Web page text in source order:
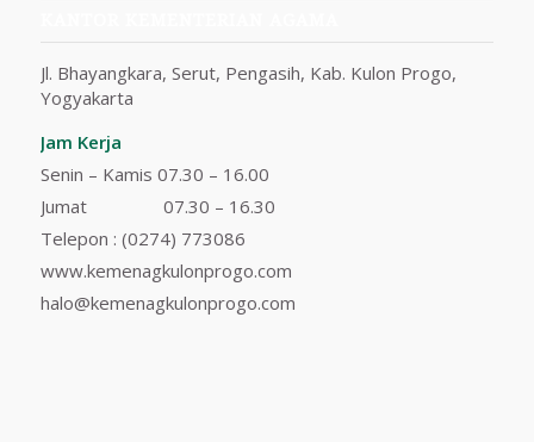
Jl. Bhayangkara, Serut, Pengasih, Kab. Kulon Progo,
Yogyakarta
Jam Kerja
Senin – Kamis 07.30 – 16.00
Jumat 07.30 – 16.30
Telepon : (0274) 773086
www.kemenagkulonprogo.com
halo@kemenagkulonprogo.com